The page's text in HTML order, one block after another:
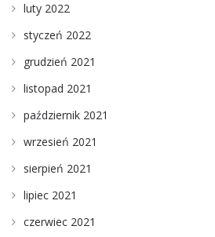
luty 2022
styczeń 2022
grudzień 2021
listopad 2021
październik 2021
wrzesień 2021
sierpień 2021
lipiec 2021
czerwiec 2021